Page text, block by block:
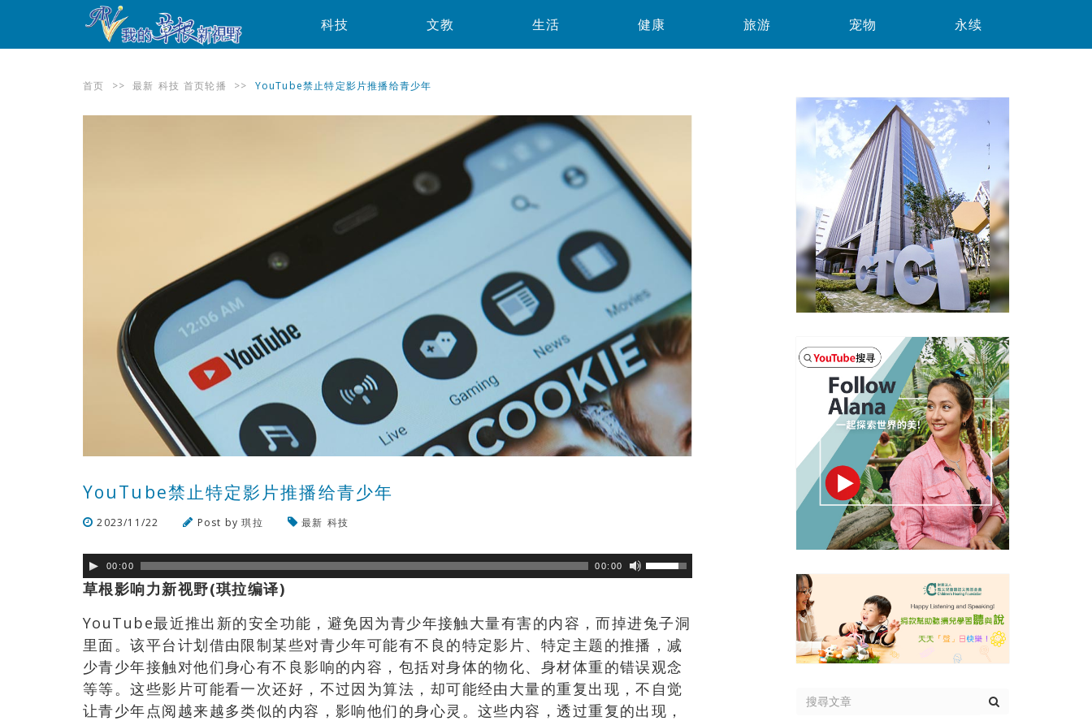
科技 文教 生活 健康 旅游 宠物 永续
首页 >> 最新 科技 首页轮播 >> YouTube禁止特定影片推播给青少年
YouTube禁止特定影片推播给青少年
2023/11/22 Post by琪拉 最新 科技
00:00 00:00
草根影响力新视野(琪拉编译)
YouTube最近推出新的安全功能，避免因为青少年接触大量有害的内容，而掉进兔子洞
里面。该平台计划借由限制某些对青少年可能有不良的特定影片、特定主题的推播，减
少青少年接触对他们身心有不良影响的内容，包括对身体的物化、身材体重的错误观念
等等。这些影片可能看一次还好，不过因为算法，却可能经由大量的重复出现，不自觉
让青少年点阅越来越多类似的内容，影响他们的身心灵。这些内容，透过重复的出现，